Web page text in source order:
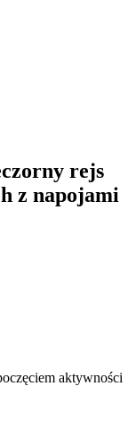
rejs
z napojami
aktywności